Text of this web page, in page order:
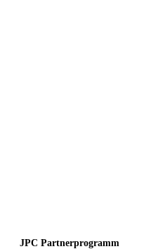
JPC Partnerprogramm